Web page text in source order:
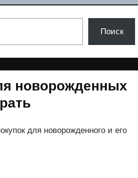
Поиск
новорожденных
для новорожденного и его